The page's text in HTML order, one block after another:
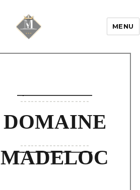
MENU
DOMAINE
MADELOC